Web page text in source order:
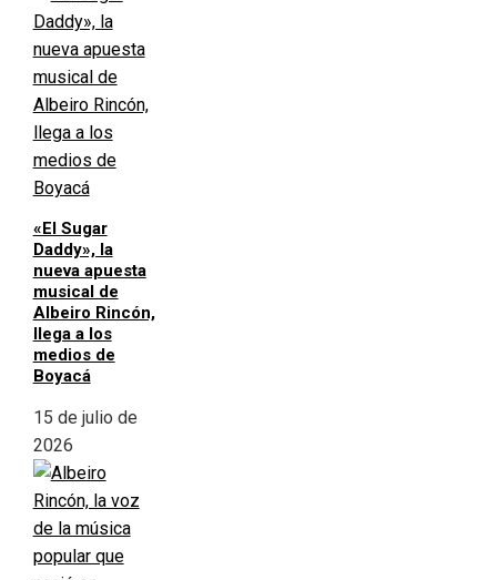
«El Sugar
Daddy», la
nueva apuesta
musical de
Albeiro Rincón,
llega a los
medios de
Boyacá
15 de julio de
2026